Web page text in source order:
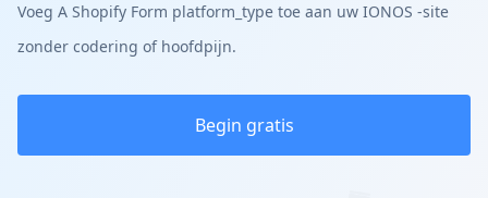
Voeg A Shopify Form platform_type toe aan uw IONOS -site
zonder codering of hoofdpijn.
Begin gratis